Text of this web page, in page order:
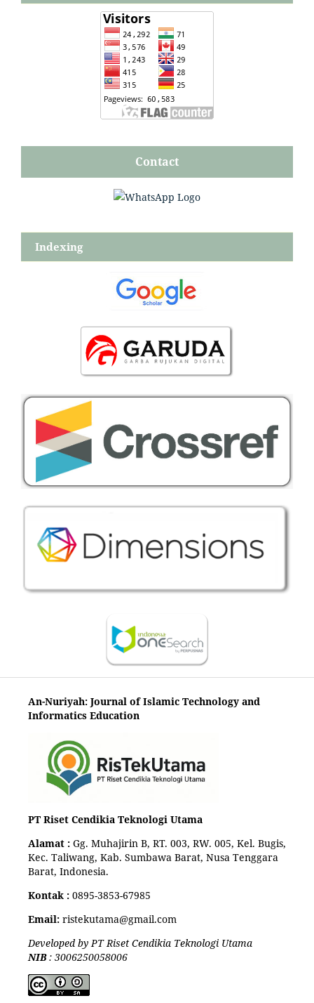
Contact
Indexing
An-Nuriyah: Journal of Islamic Technology and
Informatics Education
PT Riset Cendikia Teknologi Utama
Alamat : Gg. Muhajirin B, RT. 003, RW. 005, Kel. Bugis,
Kec. Taliwang, Kab. Sumbawa Barat, Nusa Tenggara
Barat, Indonesia.
Kontak : 0895-3853-67985
Email:ristekutama@gmail.com
Developed by PT Riset Cendikia Teknologi Utama
NIB: 3006250058006